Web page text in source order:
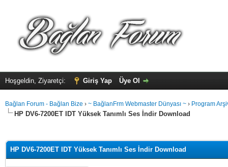
Hoşgeldin, Ziyaretçi: Giriş Yap Üye Ol
Bağlan Forum - Bağlan Bize › ~ BağlanFrm Webmaster Dünyası ~ › Program
HP DV6-7200ET IDT Yüksek Tanımlı Ses İndir Download
HP DV6-7200ET IDT Yüksek Tanımlı Ses İndir Download